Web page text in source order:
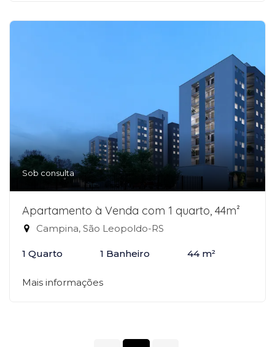
Sob consulta
Apartamento à Venda com 1 quarto, 44m²
Campina, São Leopoldo-RS
1 Quarto 1 Banheiro 44 m²
Mais informações